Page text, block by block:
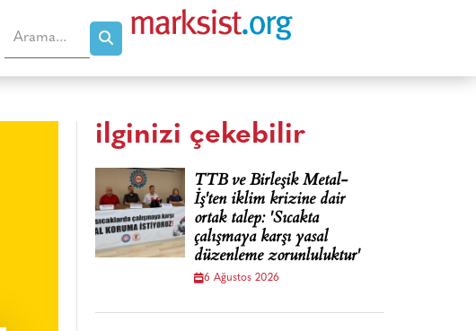
ilginizi çekebilir
TTB ve Birleşik Metal-
İş'ten iklim krizine dair
ortak talep: 'Sıcakta
çalışmaya karşı yasal
düzenleme zorunluluktur'
6 Ağustos 2026